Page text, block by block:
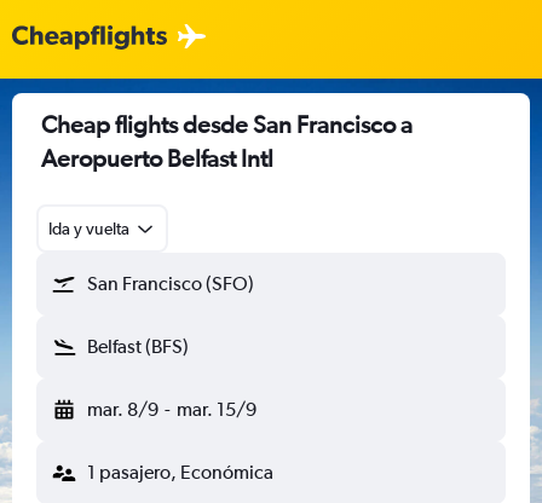
Cheap flights desde San Francisco a
Aeropuerto Belfast Intl
Ida y vuelta
San Francisco (SFO)
Belfast (BFS)
mar. 8/9 - mar. 15/9
1 pasajero, Económica